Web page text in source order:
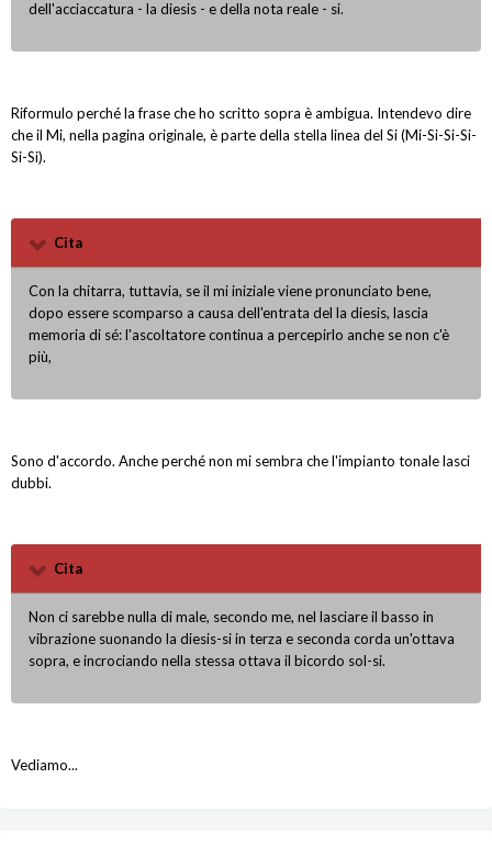
dell'acciaccatura - la diesis - e della nota reale - si.
Riformulo perché la frase che ho scritto sopra è ambigua. Intendevo dire
che il Mi, nella pagina originale, è parte della stella linea del Si (Mi-Si-Si-Si-
Si-Si).
Cita
Con la chitarra, tuttavia, se il mi iniziale viene pronunciato bene,
dopo essere scomparso a causa dell'entrata del la diesis, lascia
memoria di sé: l'ascoltatore continua a percepirlo anche se non c'è
più,
Sono d'accordo. Anche perché non mi sembra che l'impianto tonale lasci
dubbi.
Cita
Non ci sarebbe nulla di male, secondo me, nel lasciare il basso in
vibrazione suonando la diesis-si in terza e seconda corda un'ottava
sopra, e incrociando nella stessa ottava il bicordo sol-si.
Vediamo...